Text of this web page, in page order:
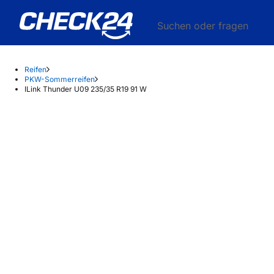
Suchen oder fragen
Reifen
PKW-Sommerreifen
ILink Thunder U09 235/35 R19 91 W